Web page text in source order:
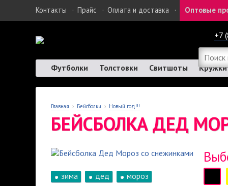
Контакты · Прайс · Оплата и доставка · Оптовые
+7
Футболки Толстовки Свитшоты Кружки
Главная › Бейсболки › Новый год!!!
БЕЙСБОЛКА ДЕД
зима дед
мороз